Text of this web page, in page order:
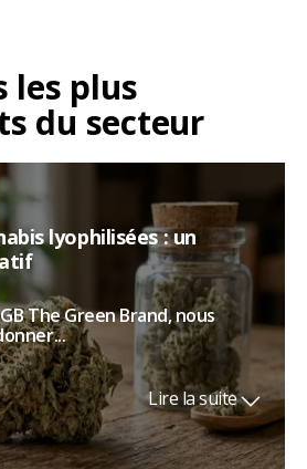
les plus
du secteur
lyophilisées : un
The Green Brand, nous
Lire la suite